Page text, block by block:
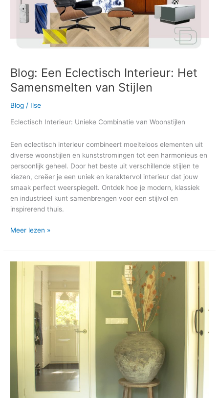
Blog: Een Eclectisch Interieur: Het
Samensmelten van Stijlen
Blog / Ilse
Eclectisch Interieur: Unieke Combinatie van Woonstijlen
Een eclectisch interieur combineert moeiteloos elementen uit
diverse woonstijlen en kunststromingen tot een harmonieus en
persoonlijk geheel. Door het beste uit verschillende stijlen te
kiezen, creëer je een uniek en karaktervol interieur dat jouw
smaak perfect weerspiegelt. Ontdek hoe je modern, klassiek
en industrieel kunt samenbrengen voor een stijlvol en
inspirerend thuis.
Meer lezen »
Interieuradvies
leefkeuken
woonkamer
Wageningen